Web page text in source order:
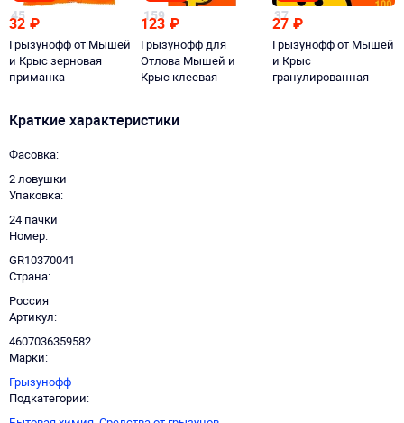
45
32 ₽
Грызунофф от Мышей
и Крыс зерновая
приманка
159
123 ₽
Грызунофф для
Отлова Мышей и
Крыс клеевая
37
27 ₽
Грызунофф от Мышей
и Крыс
гранулированная
Краткие характеристики
Фасовка
2 ловушки
Упаковка
24 пачки
Номер
GR10370041
Страна
Россия
Артикул
4607036359582
Марки
Грызунофф
Подкатегории